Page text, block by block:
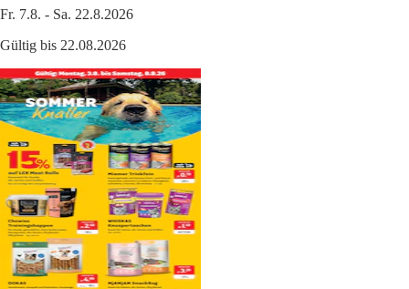
Fr. 7.8. - Sa. 22.8.2026
Gültig bis 22.08.2026